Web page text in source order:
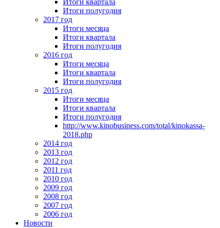
Итоги квартала
Итоги полугодия
2017 год
Итоги месяца
Итоги квартала
Итоги полугодия
2016 год
Итоги месяца
Итоги квартала
Итоги полугодия
2015 год
Итоги месяца
Итоги квартала
Итоги полугодия
http://www.kinobusiness.com/total/kinokassa-
2018.php
2014 год
2013 год
2012 год
2011 год
2010 год
2009 год
2008 год
2007 год
2006 год
Новости